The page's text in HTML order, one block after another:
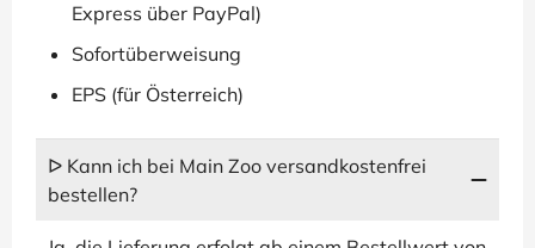
Express über PayPal)
Sofortüberweisung
EPS (für Österreich)
ᐅ Kann ich bei Main Zoo versandkostenfrei
bestellen?